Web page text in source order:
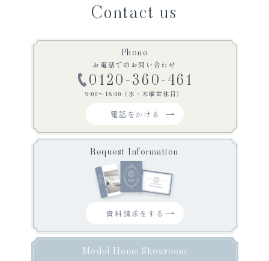
Contact us
Phone
お電話でのお問い合わせ
0120-360-461
9:00〜18:00（水・木曜定休日）
電話をかける
Request Information
資料請求をする
Model Home Showroom